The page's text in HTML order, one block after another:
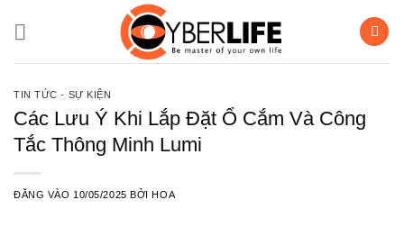
TIN TỨC - SỰ KIỆN
Các Lưu Ý Khi Lắp Đặt Ổ Cắm Và Công
Tắc Thông Minh Lumi
ĐĂNG VÀO 10/05/2025 BỞIHOA